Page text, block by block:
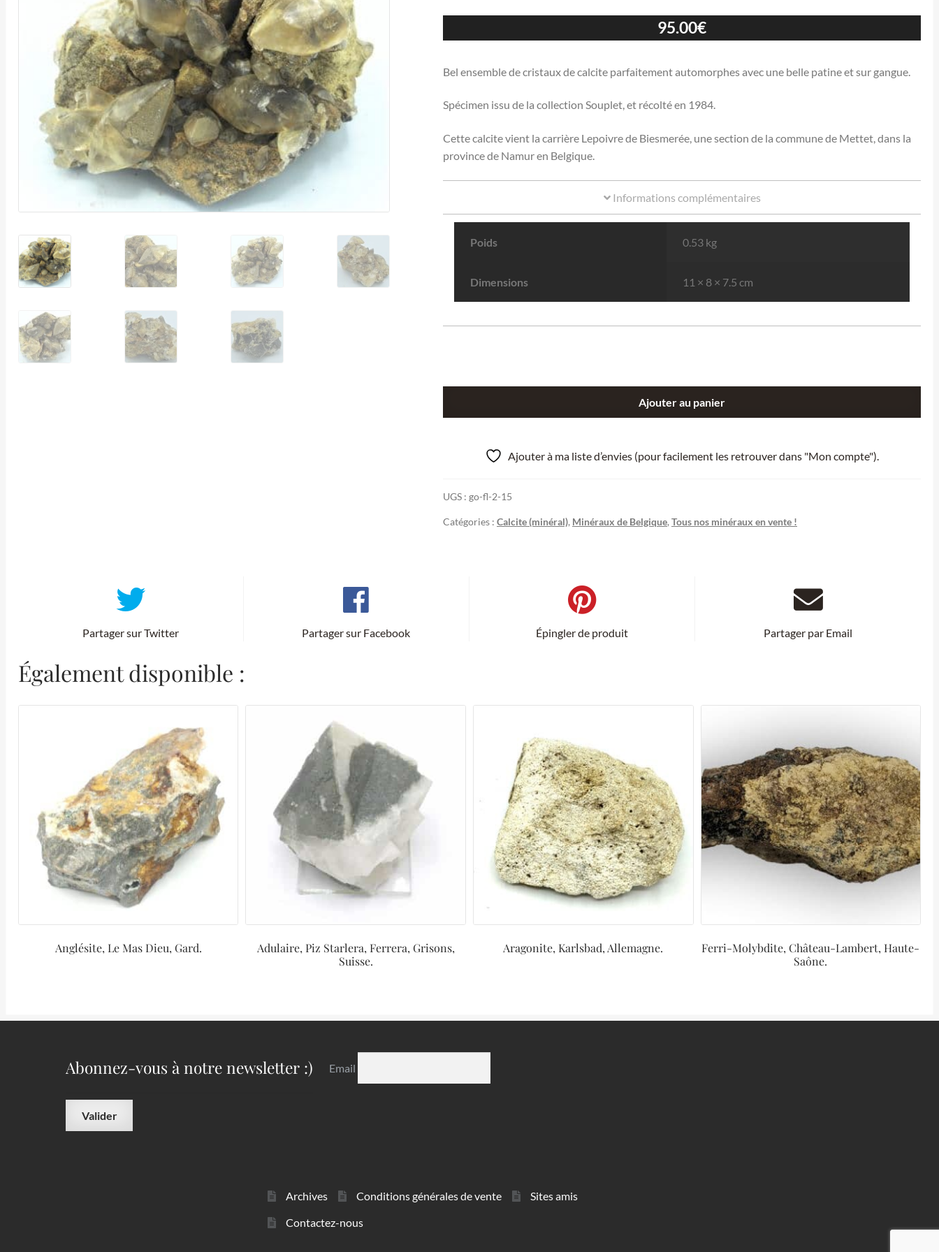
95.00€
Bel ensemble de cristaux de calcite parfaitement automorphes avec une belle patine et sur gangue.
Spécimen issu de la collection Souplet, et récolté en 1984.
Cette calcite vient la carrière Lepoivre de Biesmerée, une section de la commune de Mettet, dans la
province de Namur en Belgique.
Informations complémentaires
Poids 0.53 kg
Dimensions 11 × 8 × 7.5 cm
province
de
Ajouter au panier
Ajouter à ma liste d’envies (pour facilement les retrouver dans "Mon compte").
UGS : go-fl-2-15
Catégories : Calcite (minéral), Minéraux de Belgique, Tous nos minéraux en vente !
Partager sur Twitter Partager sur Facebook Épingler de produit Partager par Email
Également disponible :
Anglésite, Le Mas Dieu, Gard.
Adulaire, Piz Starlera, Ferrera, Grisons,
Suisse.
Aragonite, Karlsbad, Allemagne.
Ferri-Molybdite, Château-Lambert, Haute-
Saône.
Abonnez-vous à notre newsletter :) Email
Archives Conditions générales de vente
Sites amis
Contactez-nous